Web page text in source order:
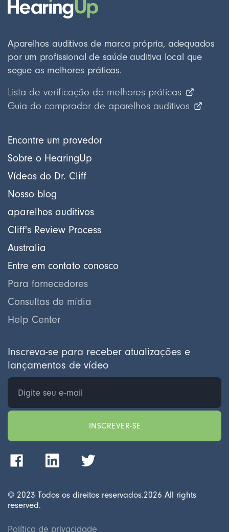
Encontre um provedor
Sobre o HearingUp
Vídeos do Dr. Cliff
Nosso blog
aparelhos auditivos
Cliff's Review Process
Australia
Entre em contato conosco
Para fornecedores
Consultas de mídia
Help Center
Aparelhos auditivos de marca própria, adequados
por um profissional de saúde auditiva local que
segue as melhores práticas.
Lista de verificação de melhores práticas
Guia do comprador de aparelhos auditivos
© 2023 Todos os direitos reservados.2026 All rights
reserved.
Política de privacidade
Inscreva-se para receber atualizações e
lançamentos de vídeo